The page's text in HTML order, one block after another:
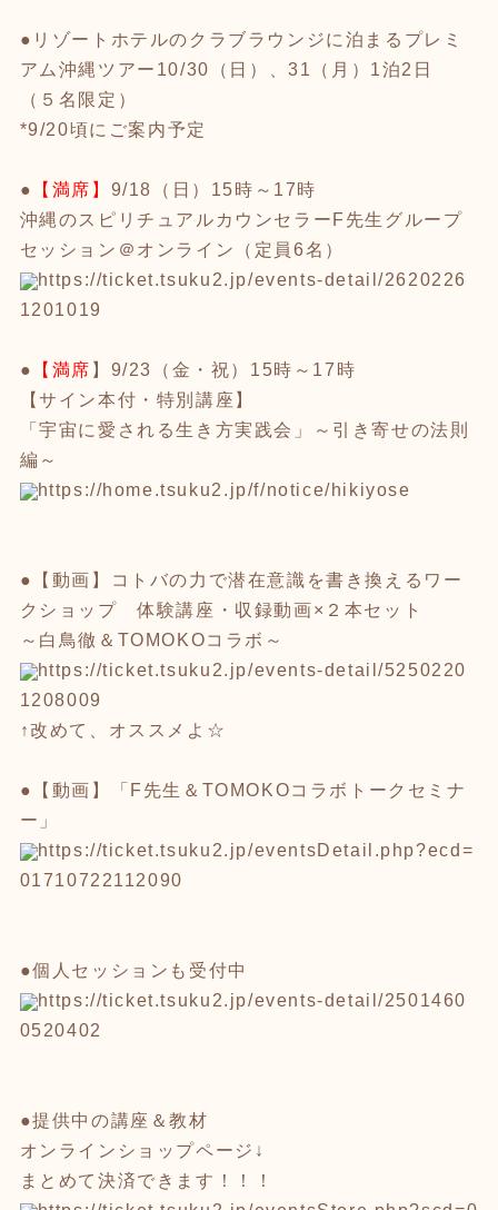
●リゾートホテルのクラブラウンジに泊まるプレミ
アム沖縄ツアー 10/30（日）、31（月）1泊2日
（５名限定）
*9/20頃にご案内予定
● 【満席】 9/18（日）15時～17時
沖縄のスピリチュアルカウンセラーF先生グループ
セッション＠オ ンライン（定員6名）
https://ticket.tsuku2.jp/events-detail/2620226
1201019
● 【満席 】9/23（金・祝）15時～17時
【サイン本付・特別講座】
「宇宙に愛される生き方実践会」～引き寄せの法則
編～
https://home.tsuku2.jp/f/notice/hikiyose
●【動画】コトバの力で潜在意識を書き換えるワー
クショップ 体験講座・収録動画×２本セット
～白鳥徹＆TOMOKOコラボ～
https://ticket.tsuku2.jp/events-detail/5250220
1208009
↑改めて、オススメよ☆
●【動画】「F先生＆TOMOKOコラボトークセミナ
ー」
https://ticket.tsuku2.jp/eventsDetail.php?ecd=
01710722112090
●個人セッションも受付中
https://ticket.tsuku2.jp/events-detail/2501460
0520402
●提供中の講座＆教材
オンラインショップページ↓
まとめて決済できます！！！